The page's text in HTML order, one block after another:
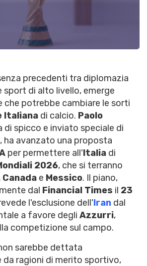
precedenti tra diplomazia
sport di alto livello, emerge
che potrebbe cambiare le sorti
Italiana di calcio. Paolo
di spicco e inviato speciale di
, ha avanzato una proposta
per permettere all'Italia di
2026, che si terranno
Canada e Messico. Il piano,
dal Financial Times il 23
l'esclusione dell'Iran dal
a favore degli Azzurri,
competizione sul campo.
sarebbe dettata
da ragioni di merito sportivo,